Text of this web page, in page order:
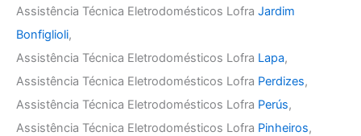
Assistência Técnica Eletrodomésticos Lofra Jardim
Bonfiglioli,
Assistência Técnica Eletrodomésticos Lofra Lapa,
Assistência Técnica Eletrodomésticos Lofra Perdizes,
Assistência Técnica Eletrodomésticos Lofra Perús,
Assistência Técnica Eletrodomésticos Lofra Pinheiros,